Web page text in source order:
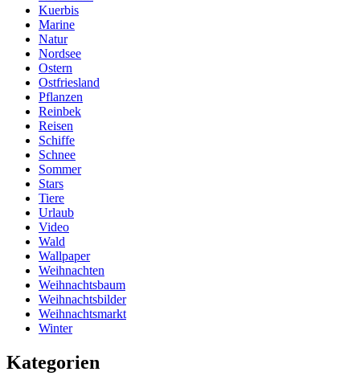
Kuerbis
Marine
Natur
Nordsee
Ostern
Ostfriesland
Pflanzen
Reinbek
Reisen
Schiffe
Schnee
Sommer
Stars
Tiere
Urlaub
Video
Wald
Wallpaper
Weihnachten
Weihnachtsbaum
Weihnachtsbilder
Weihnachtsmarkt
Winter
Kategorien